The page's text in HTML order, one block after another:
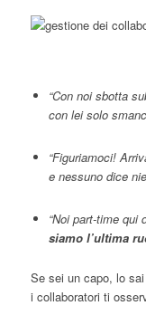
“Con noi sbotta
con lei solo
“Figuriamoci!
e nessuno dice
“Noi part-time qui
siamo l’ultima
Se sei un capo, lo
i collaboratori ti